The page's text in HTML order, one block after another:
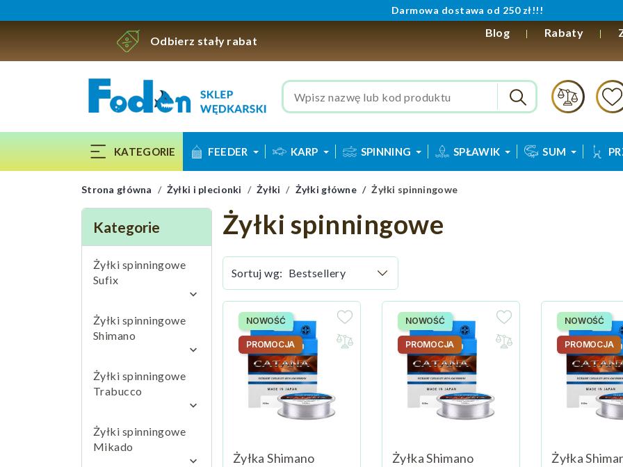
Darmowa dostawa od 250 zł!!!
Odbierz stały rabat
Blog Rabaty
KATEGORIE FEEDER KARP SPINNING SPŁAWIK SUM
Strona główna Żyłki i plecionki Żyłki Żyłki główne Żyłki spinningowe
Kategorie
Żyłki spinningowe
Sufix
keyboard_arrow_down
Żyłki spinningowe
Shimano
keyboard_arrow_down
Żyłki spinningowe
Trabucco
keyboard_arrow_down
Żyłki spinningowe
Mikado
keyboard_arrow_down
Żyłki spinningowe
Sortuj wg:
Żyłka Shimano
NOWOŚĆ
PROMOCJA
Żyłka Shimano
NOWOŚĆ
PROMOCJA
Żyłka
NOWOŚĆ
PROMOCJA